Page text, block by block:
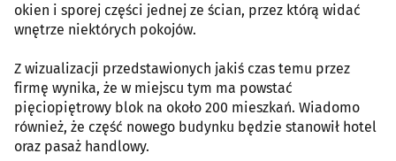
okien i sporej części jednej ze ścian, przez którą widać
wnętrze niektórych pokojów.
Z wizualizacji przedstawionych jakiś czas temu przez
firmę wynika, że w miejscu tym ma powstać
pięciopiętrowy blok na około 200 mieszkań. Wiadomo
również, że część nowego budynku będzie stanowił hotel
oraz pasaż handlowy.